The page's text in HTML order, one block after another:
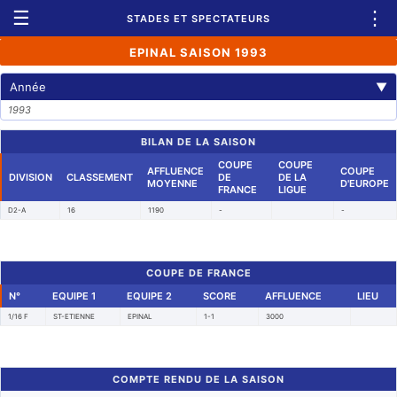
☰ STADES ET SPECTATEURS ⋮
EPINAL SAISON 1993
Année ▼
1993
BILAN DE LA SAISON
DIVISION CLASSEMENT
AFFLUENCE
MOYENNE
COUPE
DE
FRANCE
COUPE
DE LA
LIGUE
COUPE
D'EUROPE
D2-A 16 1190 - -
COUPE DE FRANCE
N°
EQUIPE 1 EQUIPE 2 SCORE AFFLUENCE LIEU
1/16 F ST-ETIENNE EPINAL 1-1 3000
COMPTE RENDU DE LA SAISON